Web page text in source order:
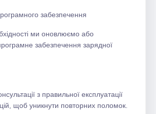
забезпечення
ми оновлюємо або
забезпечення зарядної
з правильної експлуатації
щоб уникнути повторних поломок.